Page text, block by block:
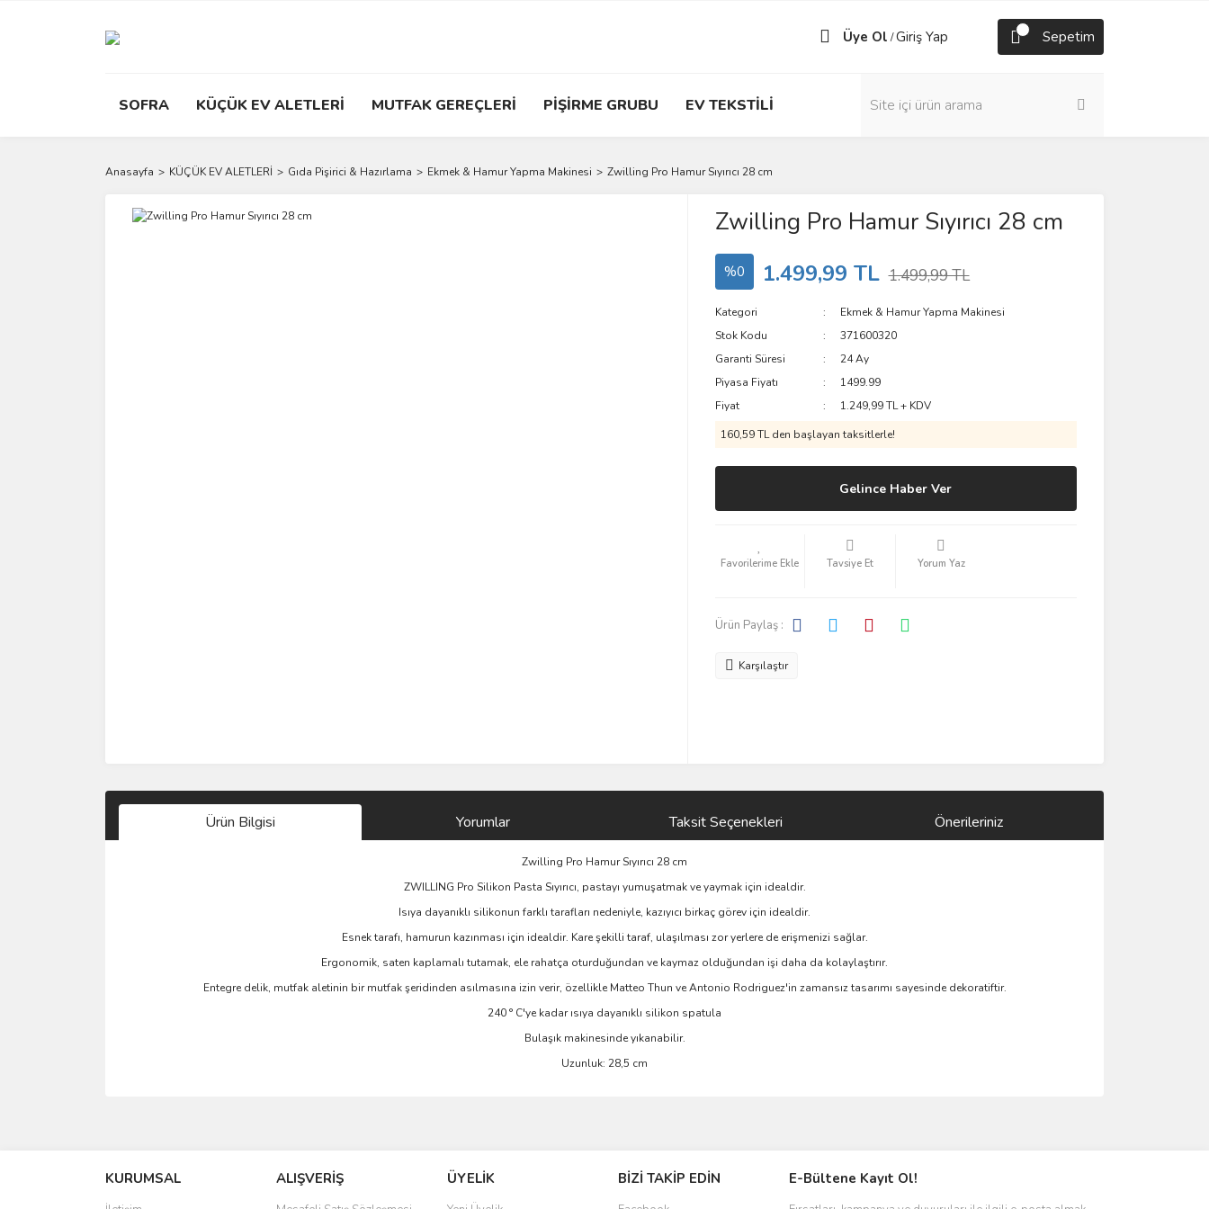
Üye Ol /Giriş Yap Sepetim
SOFRA KÜÇÜK EV ALETLERİ MUTFAK GEREÇLERİ PİŞİRME GRUBU EV TEKSTİLİ
Anasayfa KÜÇÜK EV ALETLERİ Gıda Pişirici & Hazırlama Ekmek & Hamur Yapma Makinesi Zwilling Pro Hamur Sıyırıcı 28 cm
Zwilling Pro Hamur Sıyırıcı 28 cm
%0 1.499,99 TL 1.499,99 TL
Kategori
Ekmek & Hamur Yapma Makinesi
Stok Kodu
371600320
Garanti Süresi
24 Ay
Piyasa Fiyatı
1499.99
Fiyat
1.249,99 TL + KDV
160,59 TL den başlayan taksitlerle!
Gelince Haber Ver
Tavsiye Et Yorum Yaz
Ürün Paylaş :
Karşılaştır
Ürün Bilgisi Yorumlar Taksit Seçenekleri Önerileriniz
Zwilling Pro Hamur Sıyırıcı 28 cm
ZWILLING Pro Silikon Pasta Sıyırıcı, pastayı yumuşatmak ve yaymak için idealdir.
Isıya dayanıklı silikonun farklı tarafları nedeniyle, kazıyıcı birkaç görev için idealdir.
Esnek tarafı, hamurun kazınması için idealdir. Kare şekilli taraf, ulaşılması zor yerlere de erişmenizi sağlar.
Ergonomik, saten kaplamalı tutamak, ele rahatça oturduğundan ve kaymaz olduğundan işi daha da kolaylaştırır.
Entegre delik, mutfak aletinin bir mutfak şeridinden asılmasına izin verir, özellikle Matteo Thun ve Antonio Rodriguez'in zamansız tasarımı sayesinde dekoratiftir.
240 ° C'ye kadar ısıya dayanıklı silikon spatula
Bulaşık makinesinde yıkanabilir.
Uzunluk: 28,5 cm
Ürün resmi kalitesiz, bozuk veya görüntülenemiyor.
Ürün açıklamasında eksik bilgiler bulunuyor.
KURUMSAL ALIŞVERİŞ ÜYELİK BİZİ TAKİP EDİN E-Bültene Kayıt Ol!